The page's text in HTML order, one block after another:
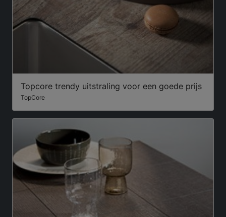
Topcore trendy uitstraling voor een goede prijs
TopCore